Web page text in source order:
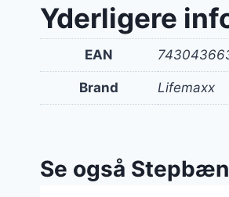
Yderligere
EAN
Brand Lifemaxx
Se også